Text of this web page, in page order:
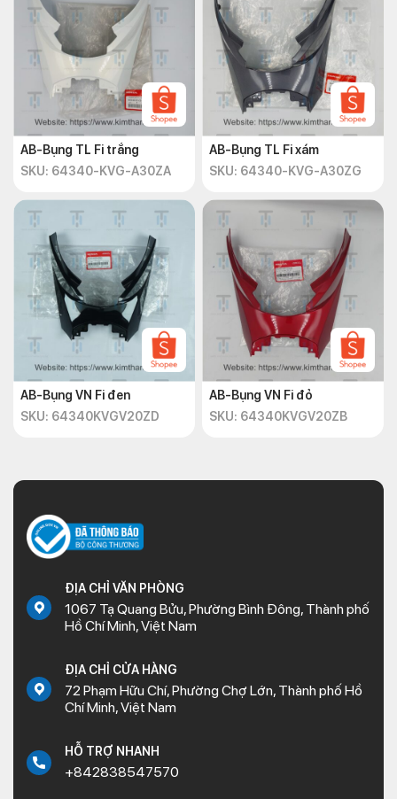
AB-Bụng TL Fi trắng
SKU: 64340-KVG-A30ZA
AB-Bụng TL Fi xám
SKU: 64340-KVG-A30ZG
AB-Bụng VN Fi đen
SKU: 64340KVGV20ZD
AB-Bụng VN Fi đỏ
SKU: 64340KVGV20ZB
ĐỊA CHỈ VĂN PHÒNG
1067 Tạ Quang Bửu, Phường Bình Đông, Thành phố
Hồ Chí Minh, Việt Nam
ĐỊA CHỈ CỬA HÀNG
72 Phạm Hữu Chí, Phường Chợ Lớn, Thành phố Hồ
Chí Minh, Việt Nam
HỖ TRỢ NHANH
+842838547570